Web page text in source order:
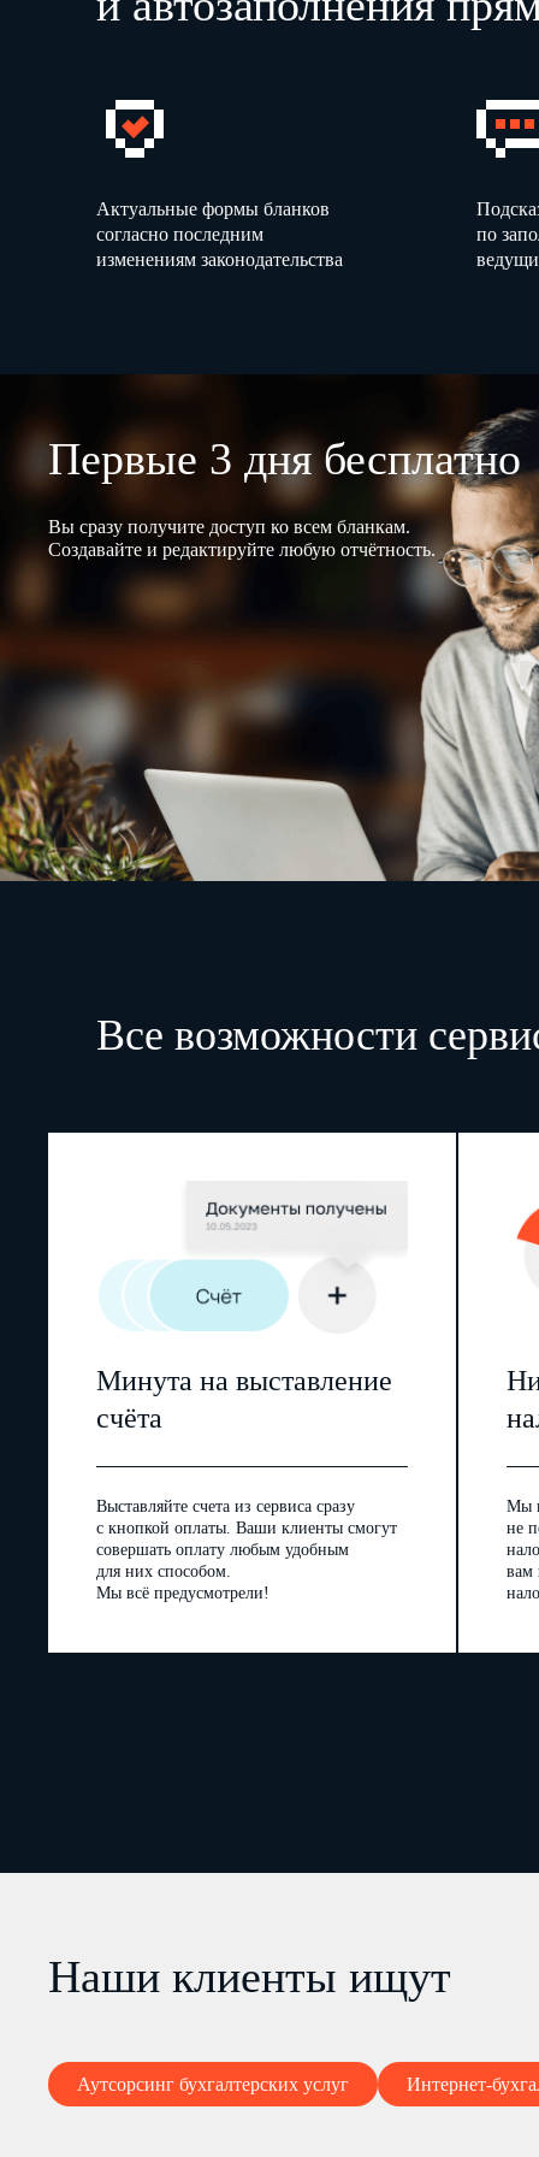
Актуальные формы бланков
согласно последним
изменениям законодательства
по
Первые 3 дня бесплатно
Вы сразу получите доступ ко всем бланкам.
Создавайте и редактируйте любую отчётность.
Все возможности
Минута на выставление
счёта
Выставляйте счета из сервиса сразу
с кнопкой оплаты. Ваши клиенты смогут
совершать оплату любым удобным
для них способом.
Мы всё предусмотрели!
Мы
не
вам
Наши клиенты ищут
Аутсорсинг бухгалтерских услуг Интернет-